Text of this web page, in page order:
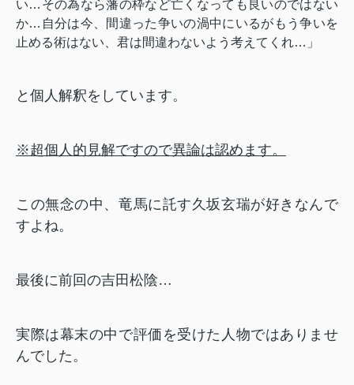
い…その為なら藩の枠など亡くなっても良いのではない
か…自分は今、間違った争いの渦中にいるがもう争いを
止める術はない、君は間違わないよう考えてくれ…」
と個人解釈をしています。
※超個人的見解ですので異論は認めます。
この無念の中、竜馬に託す久坂玄瑞が好きなんで
すよね。
最後に前回の吉田松陰…
実際は幕末の中で評価を受けた人物ではありませ
んでした。